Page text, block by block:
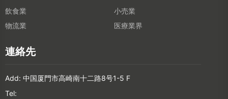
飲食業
小売業
物流業
医療業界
連絡先
Add: 中国厦門市高崎南十二路8号1-5 F
Tel: